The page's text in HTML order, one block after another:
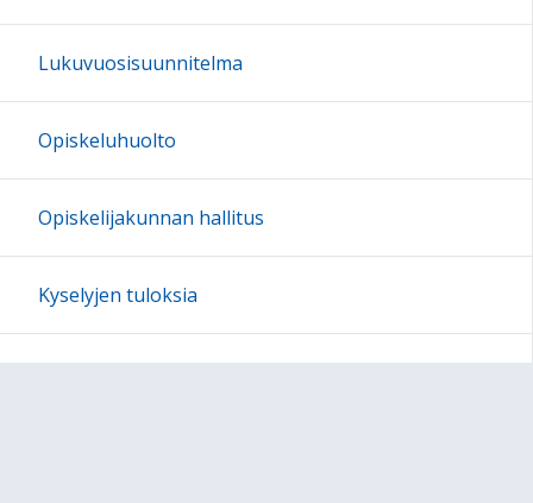
Lukuvuosisuunnitelma
Opiskeluhuolto
Opiskelijakunnan hallitus
Kyselyjen tuloksia